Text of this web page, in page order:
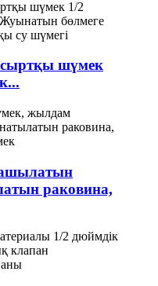
сыртқы шүмек
ашылатын
раковина,